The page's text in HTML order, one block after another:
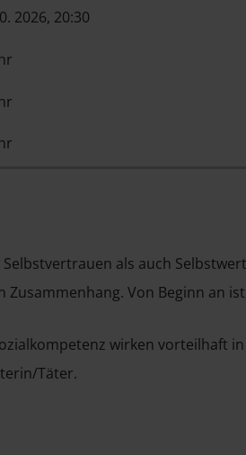
2026, 20:30
als auch
Von Beginn an
wirken vorteilhaft
Täter.